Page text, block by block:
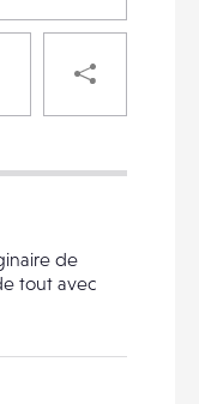
DESTINATAIRE
de
tout avec